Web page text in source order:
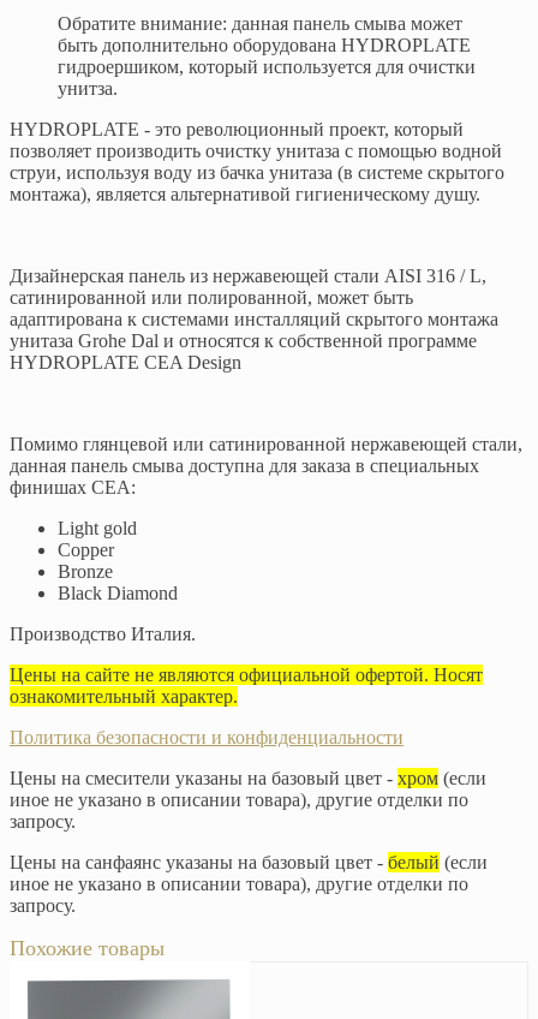
Обратите внимание: данная панель смыва может
быть дополнительно оборудована HYDROPLATE
гидроершиком, который используется для очистки
унитза.
HYDROPLATE - это революционный проект, который
позволяет производить очистку унитаза с помощью водной
струи, используя воду из бачка унитаза (в системе скрытого
монтажа), является альтернативой гигиеническому душу.
Дизайнерская панель из нержавеющей стали AISI 316 / L,
сатинированной или полированной, может быть
адаптирована к системами инсталляций скрытого монтажа
унитаза Grohe Dal и относятся к собственной программе
HYDROPLATE CEA Design
Помимо глянцевой или сатинированной нержавеющей стали,
данная панель смыва доступна для заказа в специальных
финишах CEA:
Light gold
Copper
Bronze
Black Diamond
Производство Италия.
Цены на сайте не являются официальной офертой. Носят
ознакомительный характер.
Политика безопасности и конфиденциальности
Цены на смесители указаны на базовый цвет - хром (если
иное не указано в описании товара), другие отделки по
запросу.
Цены на санфаянс указаны на базовый цвет - белый (если
иное не указано в описании товара), другие отделки по
запросу.
Похожие товары